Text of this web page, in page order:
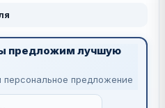
предложим лучшую
предложение